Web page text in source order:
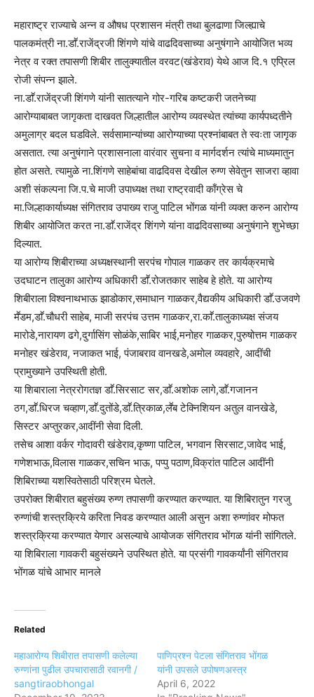
महाराष्ट्र राज्याचे अन्न व औषध प्रशासन मंत्री तथा बुलढाणा जिल्ह्याचे
पालकमंत्री ना.डाॕ.राजेंद्रजी शिंगणे यांचे वाढदिवसाच्या अनुषंगाने आयोजित भव्य
नेत्र व रक्त तपासणी शिबीर तालुक्यातील वरवट(खंडेराव) येथे आज दि.१ एप्रिल
रोजी संपन्न झाले.
ना.डाॕ.राजेंद्रजी शिंगणे यांनी सातत्याने गोर-गरिब कष्टकरी जतनेच्या
आरोग्याबाबत जागृकता दाखवत जिल्हातील आरोग्य व्यवस्थेत त्यांच्या कार्यपध्दतीने
अमुलाग्र बदल घडविले. सर्वसामान्यांच्या आरोग्याच्या प्रश्नांबाबत ते स्वःता जागृक
असतात. त्या अनुषंगाने प्रशासनाला वारंवार सुचना व मार्गदर्शन त्यांचे माध्यमातुन
होत असते. त्यामुळे ना.शिंगणे साहेबांचा वाढदिवस देखील रुग्ण सेवेतुन साजरा व्हावा
अशी संकल्पना जि.प.चे माजी उपाध्यक्ष तथा राष्ट्रवादी काँग्रेस चे
मा.जिल्हाकार्याध्यक्ष संगितराव उपाख्य राजु पाटिल भोंगळ यांनी व्यक्त करुन आरोग्य
शिबीर आयोजित करत ना.डाॕ.राजेंद्र शिंगणे यांना वाढदिवसाच्या अनुषंगाने शुभेच्छा
दिल्यात.
या आरोग्य शिबीराच्या अध्यक्षस्थानी सरपंच गोपाल गाळकर तर कार्यक्रमाचे
उदघाटन तालुका आरोग्य अधिकारी डाॕ.रोजतकार साहेब हे होते. या आरोग्य
शिबीराला विश्वनाथभाऊ झाडोकार,समाधान गाळकर,वैद्यकीय अधिकारी डाॕ.उजवणे
मॕडम,डाॕ.चौधरी साहेब, माजी सरपंच उत्तम गाळकर,रा.काॕ.तालुकाध्यक्ष संजय
मारोडे,नारायण ढगे,दुर्गासिंग सोळंके,साबिर भाई,मनोहर गाळकर,पुरुषोत्तम गाळकर
मनोहर खंडेराव, नजाकत भाई, पंजाबराव वानखडे,अमोल व्यवहारे, आदींची
प्रामुख्याने उपस्थिती होती.
या शिबाराला नेत्ररोगतज्ञ डाॕ.सिरसाट सर,डाॕ.अशोक लागे,डाॕ.गजानन
ठग,डाॕ.धिरज चव्हाण,डाॕ.दुतोंडे,डाॕ.त्रिकाळ,लॕब टेक्निशियन अतुल वानखेडे,
सिस्टर अप्तुरकर,आदींनी सेवा दिली.
तसेच आशा वर्कर गोदावरी खंडेराव,कृष्णा पाटिल, भगवान सिरसाट,जावेद भाई,
गणेशभाऊ,विलास गाळकर,सचिन भाऊ, पप्पु पठाण,विक्रांत पाटिल आदींनी
शिबिराच्या यशस्वितेसाठी परिश्रम घेतले.
उपरोक्त शिबीरात बहुसंख्य रुग्ण तपासणी करण्यात करण्यात. या शिबिरातुन गरजु
रुग्णांची शस्त्रक्रिये करिता निवड करण्यात आली असुन अशा रुग्णांवर मोफत
शस्त्रक्रिया करण्यात येणार असल्याचे आयोजक संगितराव भोंगळ यांनी सांगितले.
या शिबिराला गावकरी बहुसंख्यने उपस्थित होते. या प्रसंगी गावकर्यांनी संगितराव
भोंगळ यांचे आभार मानले
Related
महाआरोग्य शिबीरात तपासणी कलेल्या
रुग्णांना पुढील उपचारासाठी रवानगी /
sangtiraobhongal
पाणिप्रश्न पेटला संगितराव भोंगळ
यांनी उपसले उपोषणअस्त्र
April 6, 2022